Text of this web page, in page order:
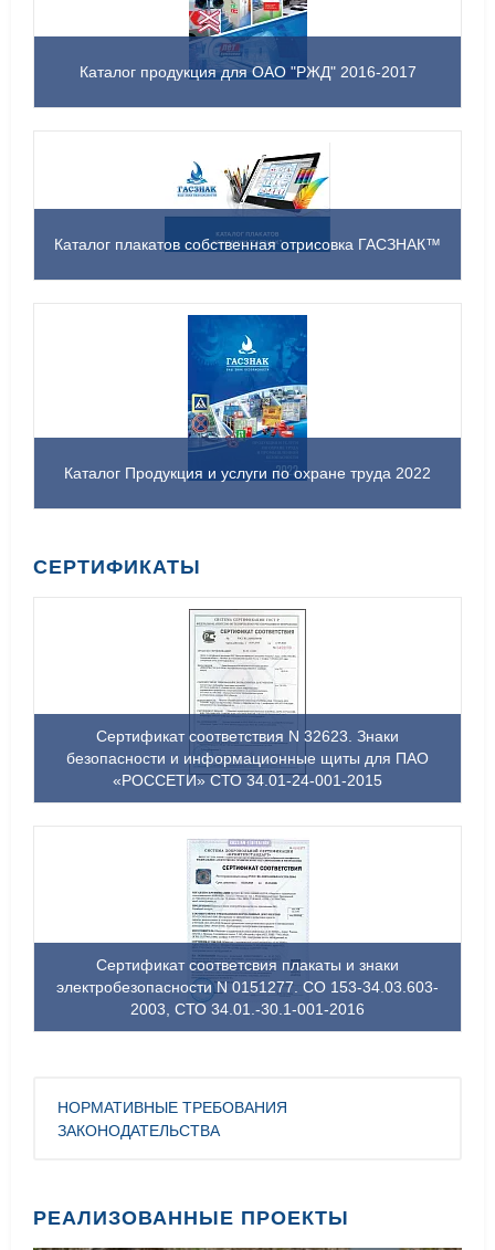
Каталог продукция для ОАО "РЖД" 2016-2017
Каталог плакатов собственная отрисовка ГАСЗНАК™
Каталог Продукция и услуги по охране труда 2022
СЕРТИФИКАТЫ
Сертификат соответствия N 32623. Знаки
безопасности и информационные щиты для ПАО
«РОССЕТИ» СТО 34.01-24-001-2015
Сертификат соответсвия плакаты и знаки
электробезопасности N 0151277. СО 153-34.03.603-
2003, СТО 34.01.-30.1-001-2016
НОРМАТИВНЫЕ ТРЕБОВАНИЯ
ЗАКОНОДАТЕЛЬСТВА
РЕАЛИЗОВАННЫЕ ПРОЕКТЫ